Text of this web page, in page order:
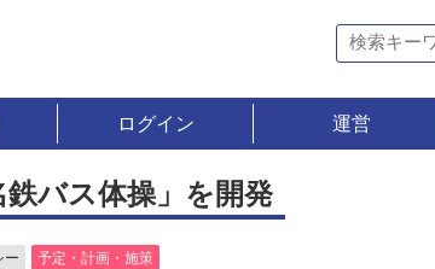
ログイン 運営
バス体操」を開発
ー 予定・計画・施策